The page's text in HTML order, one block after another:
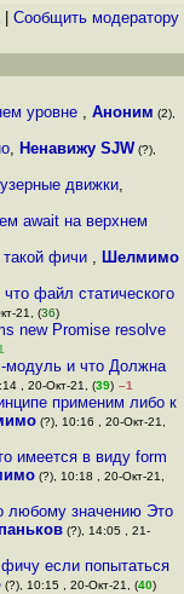
| Cообщить модератору
уровне ,Аноним (2),
, Ненавижу SJW(?),
движки,
await на верхнем
фичи , Шелмимо
файл статического
21, (36)
new Promise resolve
модуль и что Должна
, 20-Окт-21, (39) –1
применим либо к
(?), 10:16 , 20-Окт-21,
имеется в виду form
(?), 10:18 , 20-Окт-21,
любому значению Это
(?), 14:05 , 21-
если попытаться
(?), 10:15 , 20-Окт-21, (40)